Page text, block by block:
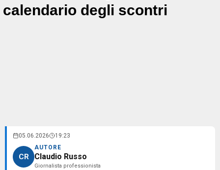
calendario degli scontri
05.06.2026 19:23
CR
AUTORE
Claudio Russo
Giornalista professionista